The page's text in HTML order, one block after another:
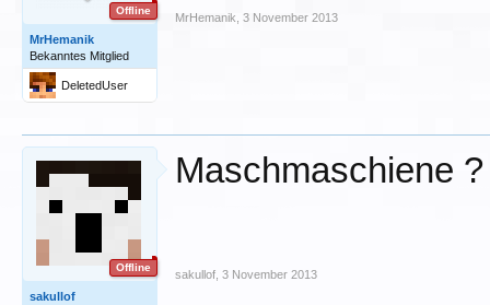
Offline
MrHemanik
Bekanntes Mitglied
DeletedUser
MrHemanik 3 November 2013
Offline
sakullof
Maschmaschiene ?
sakullof 3 November 2013